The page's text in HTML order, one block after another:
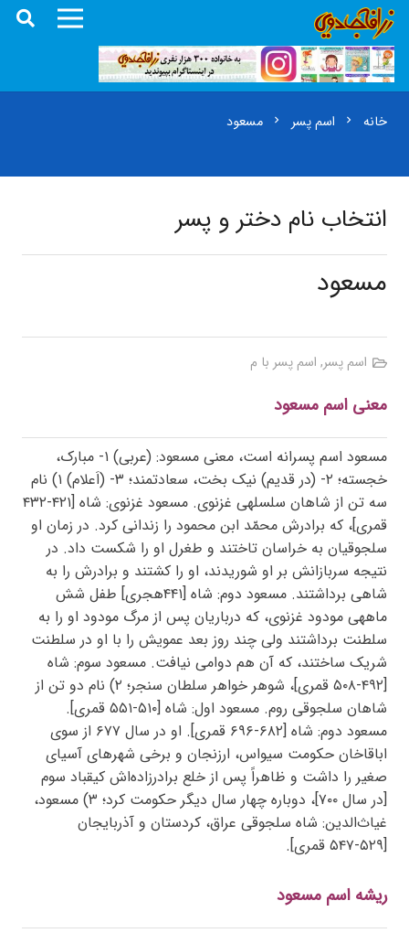
خانه chevron_right اسم پسر chevron_right مسعود
انتخاب نام دختر و پسر
مسعود
اسم پسر, اسم پسر با م
معنی اسم مسعود
مسعود اسم پسرانه است، معنی مسعود: (عربی) ۱- مبارک،
خجسته؛ ۲- (در قدیم) نیک بخت، سعادتمند؛ ۳- (اَعلام) ۱) نام
سه تن از شاهان سلسلهی غزنوی. مسعود غزنوی: شاه [۴۲۱-۴۳۲
قمری]، که برادرش محمّد ابن محمود را زندانی کرد. در زمان او
سلجوقیان به خراسان تاختند و طغرل او را شکست داد. در
نتیجه سربازانش بر او شوریدند، او را کشتند و برادرش را به
شاهی برداشتند. مسعود دوم: شاه [۴۴۱هجری] طفل شش
ماههی مودود غزنوی، که درباریان پس از مرگ مودود او را به
سلطنت برداشتند ولی چند روز بعد عمویش را با او در سلطنت
شریک ساختند، که آن هم دوامی نیافت. مسعود سوم: شاه
[۴۹۲-۵۰۸ قمری]، شوهر خواهر سلطان سنجر؛ ۲) نام دو تن از
شاهان سلجوقی روم. مسعود اول: شاه [۵۱۰-۵۵۱ قمری].
مسعود دوم: شاه [۶۸۲-۶۹۶ قمری]. او در سال ۶۷۷ از سوی
اباقاخان حکومت سیواس، ارزنجان و برخی شهرهای آسیای
صغیر را داشت و ظاهراً پس از خلع برادرزاده‌اش کیقباد سوم
[در سال ۷۰۰]، دوباره چهار سال دیگر حکومت کرد؛ ۳) مسعود،
غیاث‌الدین: شاه سلجوقی عراق، کردستان و آذربایجان
[۵۲۹-۵۴۷ قمری].
ریشه اسم مسعود